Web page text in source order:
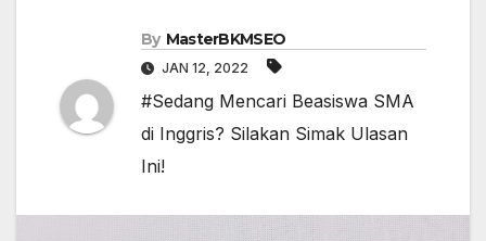
By MasterBKMSEO
JAN 12, 2022
#Sedang Mencari Beasiswa SMA
di Inggris? Silakan Simak Ulasan
Ini!